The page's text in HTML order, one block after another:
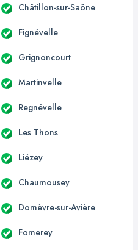
Châtillon-sur-Saône
Fignévelle
Grignoncourt
Martinvelle
Regnévelle
Les Thons
Liézey
Chaumousey
Domèvre-sur-Avière
Fomerey